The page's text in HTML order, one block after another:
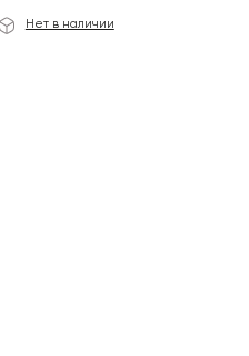
Нет в наличии